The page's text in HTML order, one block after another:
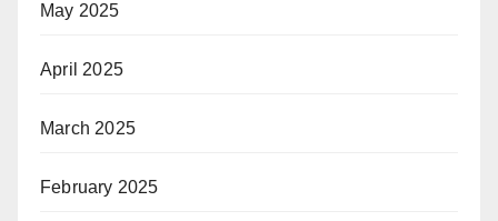
May 2025
April 2025
March 2025
February 2025